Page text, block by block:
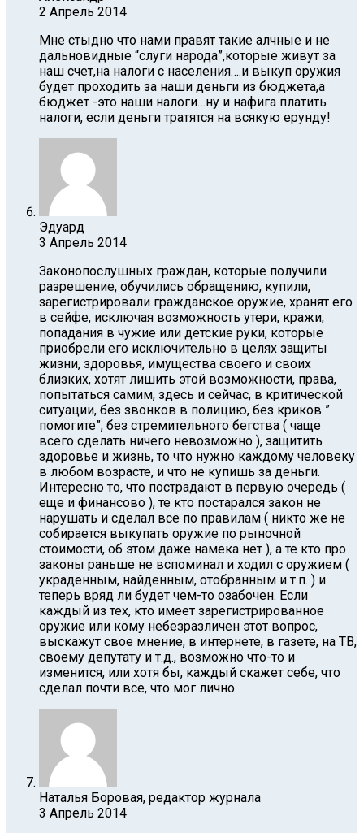
2 Апрель 2014
Мне стыдно что нами правят такие алчные и не
дальновидные “слуги народа”,которые живут за
наш счет,на налоги с населения….и выкуп оружия
будет проходить за наши деньги из бюджета,а
бюджет -это наши налоги…ну и нафига платить
налоги, если деньги тратятся на всякую ерунду!
Эдуард
3 Апрель 2014
Законопослушных граждан, которые получили
разрешение, обучились обращению, купили,
зарегистрировали гражданское оружие, хранят его
в сейфе, исключая возможность утери, кражи,
попадания в чужие или детские руки, которые
приобрели его исключительно в целях защиты
жизни, здоровья, имущества своего и своих
близких, хотят лишить этой возможности, права,
попытаться самим, здесь и сейчас, в критической
ситуации, без звонков в полицию, без криков ”
помогите”, без стремительного бегства ( чаще
всего сделать ничего невозможно ), защитить
здоровье и жизнь, то что нужно каждому человеку
в любом возрасте, и что не купишь за деньги.
Интересно то, что пострадают в первую очередь (
еще и финансово ), те кто постарался закон не
нарушать и сделал все по правилам ( никто же не
собирается выкупать оружие по рыночной
стоимости, об этом даже намека нет ), а те кто про
законы раньше не вспоминал и ходил с оружием (
украденным, найденным, отобранным и т.п. ) и
теперь вряд ли будет чем-то озабочен. Если
каждый из тех, кто имеет зарегистрированное
оружие или кому небезразличен этот вопрос,
выскажут свое мнение, в интернете, в газете, на ТВ,
своему депутату и т.д., возможно что-то и
изменится, или хотя бы, каждый скажет себе, что
сделал почти все, что мог лично.
Наталья Боровая, редактор журнала
3 Апрель 2014